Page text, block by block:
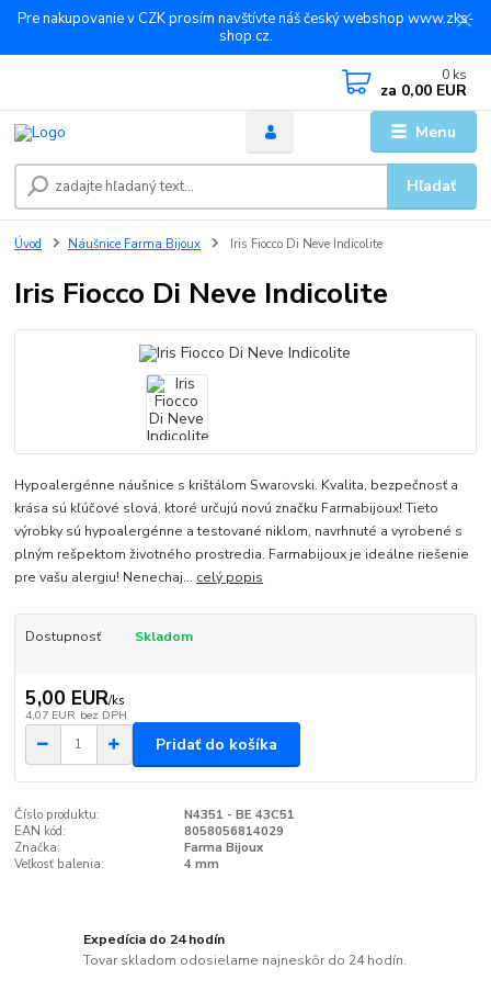
Pre nakupovanie v CZK prosím navštívte náš český webshop www.zks-
shop.cz.
Menu
Hľadať
0 ks
za 0,00 EUR
Úvod Náušnice Farma Bijoux Iris Fiocco Di Neve Indicolite
Iris Fiocco Di Neve Indicolite
Hypoalergénne náušnice s krištálom Swarovski. Kvalita, bezpečnosť a
krása sú kľúčové slová, ktoré určujú novú značku Farmabijoux! Tieto
výrobky sú hypoalergénne a testované niklom, navrhnuté a vyrobené s
plným rešpektom životného prostredia. Farmabijoux je ideálne riešenie
pre vašu alergiu! Nenechaj... celý popis
Dostupnosť Skladom
5,00 EUR/ks
4,07 EUR bez DPH
Pridať do košíka
Číslo produktu:
N4351 - BE 43C51
EAN kód:
8058056814029
Značka:
Farma Bijoux
Veľkosť balenia:
4 mm
Expedícia do 24 hodín
Tovar skladom odosielame najneskôr do 24 hodín.